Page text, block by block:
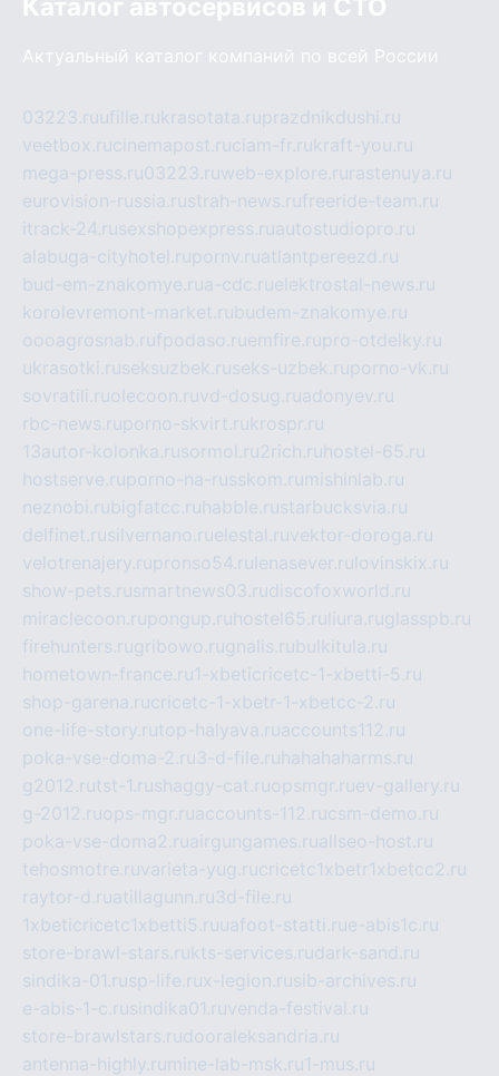
Актуальный каталог компаний по всей России
03223.ruufille.rukrasotata.ruprazdnikdushi.ru
veetbox.rucinemapost.ruciam-fr.rukraft-you.ru
mega-press.ru03223.ruweb-explore.ru rastenuya.ru
eurovision-russia.rustrah-news.rufreeride-team.ru
itrack-24.rusexshopexpress.ruautostudiopro.ru
alabuga-cityhotel.rupornv.ruatlantpereezd.ru
bud-em-znakomye.rua-cdc.ruelektrostal-news.ru
korolevremont-market.rubudem-znakomye.ru
oooagrosnab.rufpodaso.ruemfire.rupro-otdelky.ru
ukrasotki.ruseksuzbek.ruseks-uzbek.ruporno-vk.ru
sovratili.ruolecoon.ruvd-dosug.ruadonyev.ru
rbc-news.ruporno-skvirt.rukrospr.ru
13autor-kolonka.rusormol.ru2rich.ru hostel-65.ru
hostserve.ruporno-na-russkom.ru mishinlab.ru
neznobi.rubigfatcc.ru habble.rustarbucksvia.ru
delfinet.rusilvernano.ruelestal.ruvektor-doroga.ru
velotrenajery.rupronso54.ru lenasever.ru lovinskix.ru
show-pets.rusmartnews03.rudiscofoxworld.ru
miraclecoon.rupongup.ru hostel65.ru liura.ruglasspb.ru
firehunters.rugribowo.rugnalis.rubulkitula.ru
hometown-france.ru1-xbeticricetc-1-xbetti-5.ru
shop-garena.rucricetc-1-xbetr-1-xbetcc-2.ru
one-life-story.rutop-halyava.ruaccounts112.ru
poka-vse-doma-2.ru3-d-file.ru hahahaharms.ru
g2012.rutst-1.rushaggy-cat.ruopsmgr.ruev-gallery.ru
g-2012.ruops-mgr.ruaccounts-112.rucsm-demo.ru
poka-vse-doma2.ruairgungames.ruallseo-host.ru
tehosmotre.ruvarieta-yug.rucricetc1xbetr1xbetcc2.ru
raytor-d.ruatillagunn.ru3d-file.ru
1xbeticricetc1xbetti5.ruuafoot-statti.rue-abis1c.ru
store-brawl-stars.rukts-services.rudark-sand.ru
sindika-01.rusp-life.rux-legion.rusib-archives.ru
e-abis-1-c.rusindika01.ruvenda-festival.ru
store-brawlstars.rudooraleksandria.ru
antenna-highly.ru mine-lab-msk.ru1-mus.ru